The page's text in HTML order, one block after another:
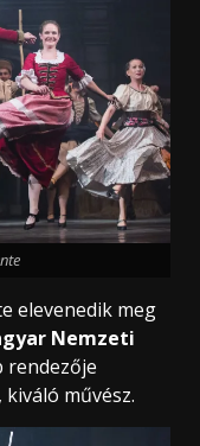
elevenedik meg
Nemzeti
rendezője
művész.